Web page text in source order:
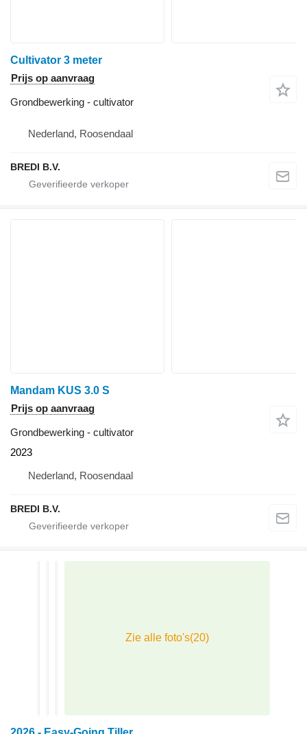
Cultivator 3 meter
Prijs op aanvraag
Grondbewerking - cultivator
Nederland, Roosendaal
BREDI B.V.
Mandam KUS 3.0 S
Prijs op aanvraag
Grondbewerking - cultivator
2023
Nederland, Roosendaal
BREDI B.V.